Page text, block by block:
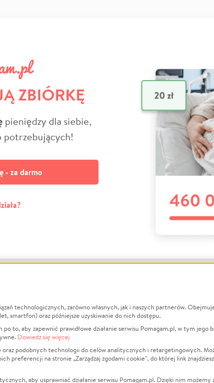
ZBIÓRKĘ
pieniędzy dla siebie,
potrzebujących!
- za darmo
to działa?
Prywatności
O nas
Opinie
Raporty
Za darmo
technologicznych, zarówno własnych, jak i naszych partnerów.
smartfon) oraz późniejsze uzyskiwanie do nich dostępu.
to, aby zapewnić prawidłowe działanie serwisu Pomagam.pl, w tym jego
Dowiedz się więcej
oraz podobnych technologii do celów analitycznych i retargetingowych.
preferencji na stronie „Zarządzaj zgodami cookie”, do której link
aby usprawniać działanie serwisu Pomagam.pl. Dzięki nim